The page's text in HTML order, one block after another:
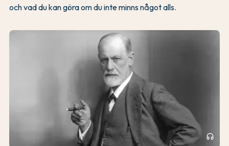
och vad du kan göra om du inte minns något alls.
headphones